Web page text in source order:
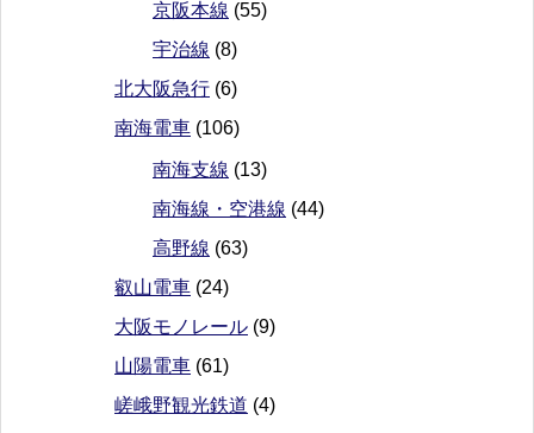
京阪本線 (55)
宇治線 (8)
北大阪急行 (6)
南海電車 (106)
南海支線 (13)
南海線・空港線 (44)
高野線 (63)
叡山電車 (24)
大阪モノレール (9)
山陽電車 (61)
嵯峨野観光鉄道 (4)